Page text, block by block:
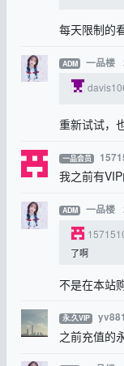
每天限制的
ADM 一品楼
重新试试，
一品会员
我之前有
ADM 一品楼
了啊
不是在本站
永.久VIP
之前充值的